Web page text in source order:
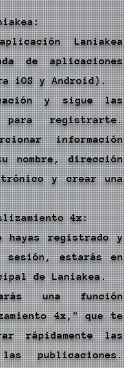
Laniakea
de aplicaciones
iOS y Android).
y sigue las
para registrarte.
información
nombre, dirección
y crear una
4x:
hayas registrado y
sesión, estarás en
de Laniakea.
una función
4x," que te
rápidamente las
publicaciones.